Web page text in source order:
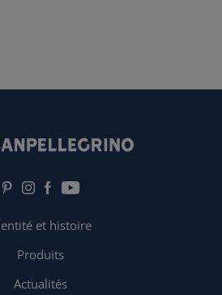
et histoire
Produits
Actualités